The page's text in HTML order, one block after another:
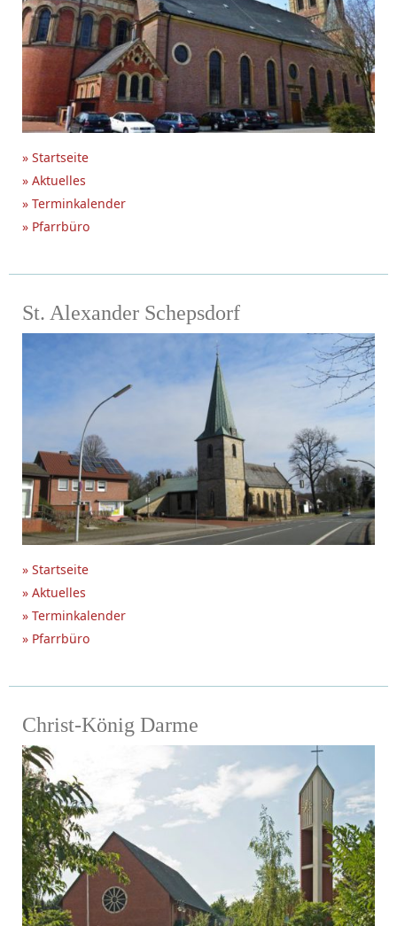
» Startseite
» Aktuelles
» Terminkalender
» Pfarrbüro
St. Alexander Schepsdorf
» Startseite
» Aktuelles
» Terminkalender
» Pfarrbüro
Christ-König Darme